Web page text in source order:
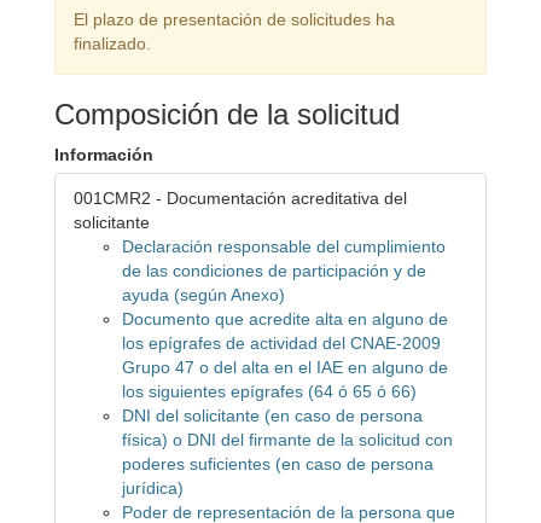
El plazo de presentación de solicitudes ha
finalizado.
Composición de la solicitud
Información
001CMR2 - Documentación acreditativa del
solicitante
Declaración responsable del cumplimiento
de las condiciones de participación y de
ayuda (según Anexo)
Documento que acredite alta en alguno de
los epígrafes de actividad del CNAE-2009
Grupo 47 o del alta en el IAE en alguno de
los siguientes epígrafes (64 ó 65 ó 66)
DNI del solicitante (en caso de persona
física) o DNI del firmante de la solicitud con
poderes suficientes (en caso de persona
jurídica)
Poder de representación de la persona que